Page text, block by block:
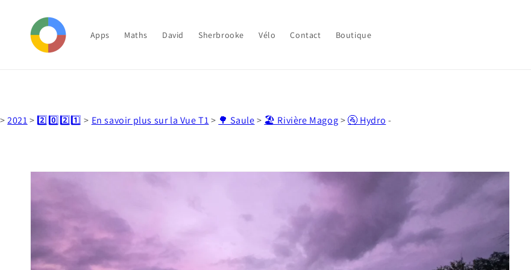
contenu
Apps Maths David Sherbrooke Vélo Contact Boutique
>2021> 2️⃣0️⃣2️⃣1️⃣ > En savoir plus sur la Vue T1> 🌳 Saule> 🏖️ Rivière Magog>🚰 Hydro -
Passer aux